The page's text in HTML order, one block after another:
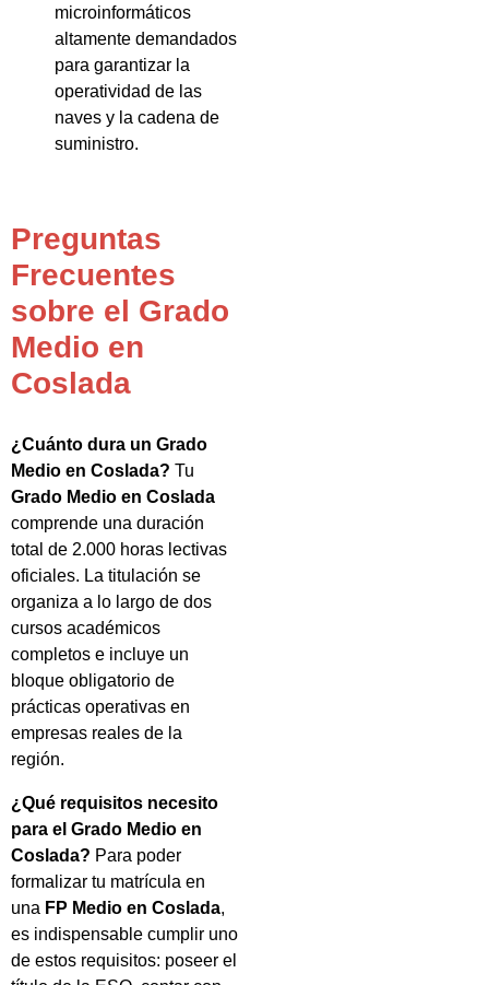
microinformáticos
altamente demandados
para garantizar la
operatividad de las
naves y la cadena de
suministro.
Preguntas
Frecuentes
sobre el Grado
Medio en
Coslada
¿Cuánto dura un Grado
Medio en Coslada? Tu
Grado Medio en Coslada
comprende una duración
total de 2.000 horas lectivas
oficiales. La titulación se
organiza a lo largo de dos
cursos académicos
completos e incluye un
bloque obligatorio de
prácticas operativas en
empresas reales de la
región.
¿Qué requisitos necesito
para el Grado Medio en
Coslada? Para poder
formalizar tu matrícula en
una FP Medio en Coslada,
es indispensable cumplir uno
de estos requisitos: poseer el